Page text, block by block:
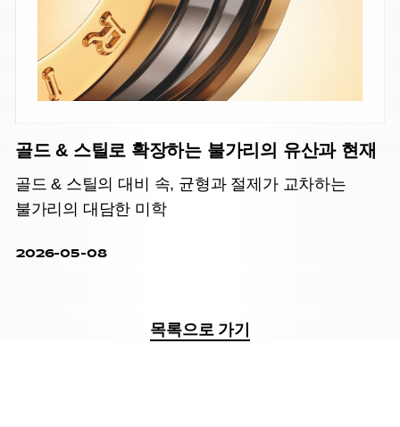
골드 & 스틸로 확장하는 불가리의 유산과 현재
골드 & 스틸의 대비 속, 균형과 절제가 교차하는
불가리의 대담한 미학
2026-05-08
목록으로 가기